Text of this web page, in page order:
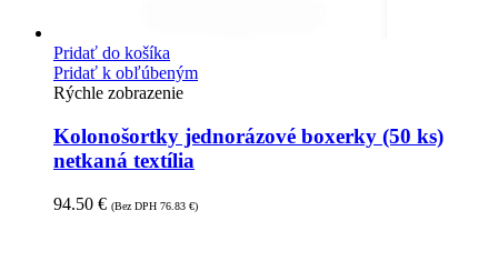
Pridať do košíka
Pridať k obľúbeným
Rýchle zobrazenie
Kolonošortky jednorázové boxerky (50 ks)
netkaná textília
94.50 € (Bez DPH 76.83 €)